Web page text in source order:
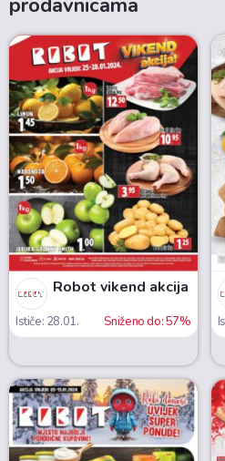
prodavnicama
Robot vikend akcija
Ističe: 28.01. Sniženo do: 57%